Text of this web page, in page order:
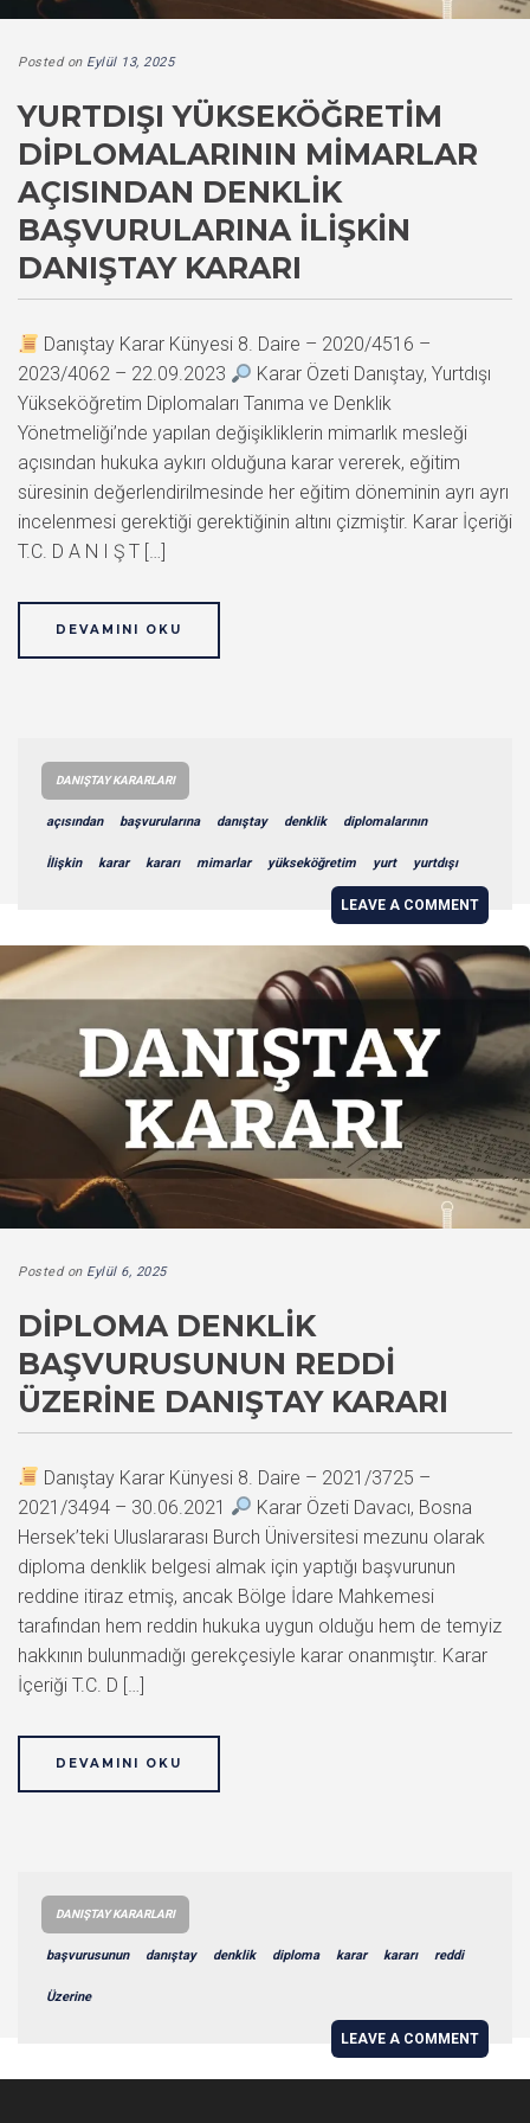
Posted on Eylül 13, 2025
YURTDIŞI YÜKSEKÖĞRETIM
DIPLOMALARININ MIMARLAR
AÇISINDAN DENKLIK
BAŞVURULARINA İLIŞKIN
DANIŞTAY KARARI
Danıştay Karar Künyesi 8. Daire – 2020/4516 –
2023/4062 – 22.09.2023
Karar Özeti Danıştay, Yurtdışı
Yükseköğretim Diplomaları Tanıma ve Denklik
Yönetmeliği’nde yapılan değişikliklerin mimarlık mesleği
açısından hukuka aykırı olduğuna karar vererek, eğitim
süresinin değerlendirilmesinde her eğitim döneminin ayrı ayrı
incelenmesi gerektiği gerektiğinin altını çizmiştir. Karar İçeriği
T.C. D A N I Ş T […]
DEVAMINI OKU
DANIŞTAY KARARLARI
açısından başvurularına danıştay denklik diplomalarının
İlişkin karar kararı mimarlar yükseköğretim yurt yurtdışı
LEAVE A COMMENT
Posted on Eylül 6, 2025
DIPLOMA DENKLIK
BAŞVURUSUNUN REDDI
ÜZERINE DANIŞTAY KARARI
Danıştay Karar Künyesi 8. Daire – 2021/3725 –
2021/3494 – 30.06.2021
Karar Özeti Davacı, Bosna
Hersek’teki Uluslararası Burch Üniversitesi mezunu olarak
diploma denklik belgesi almak için yaptığı başvurunun
reddine itiraz etmiş, ancak Bölge İdare Mahkemesi
tarafından hem reddin hukuka uygun olduğu hem de temyiz
hakkının bulunmadığı gerekçesiyle karar onanmıştır. Karar
İçeriği T.C. D […]
DEVAMINI OKU
DANIŞTAY KARARLARI
başvurusunun danıştay denklik diploma karar kararı reddi
Üzerine
LEAVE A COMMENT